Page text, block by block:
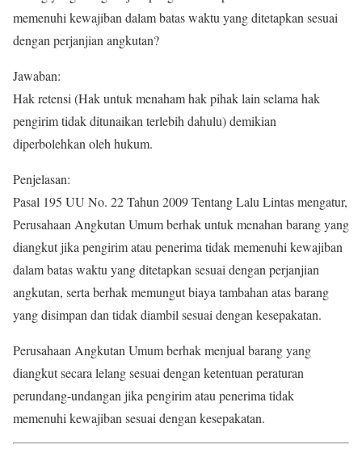
memenuhi kewajiban dalam batas waktu yang ditetapkan sesuai
dengan perjanjian angkutan?
Jawaban:
Hak retensi (Hak untuk menaham hak pihak lain selama hak
pengirim tidak ditunaikan terlebih dahulu) demikian
diperbolehkan oleh hukum.
Penjelasan:
Pasal 195 UU No. 22 Tahun 2009 Tentang Lalu Lintas mengatur,
Perusahaan Angkutan Umum berhak untuk menahan barang yang
diangkut jika pengirim atau penerima tidak memenuhi kewajiban
dalam batas waktu yang ditetapkan sesuai dengan perjanjian
angkutan, serta berhak memungut biaya tambahan atas barang
yang disimpan dan tidak diambil sesuai dengan kesepakatan.
Perusahaan Angkutan Umum berhak menjual barang yang
diangkut secara lelang sesuai dengan ketentuan peraturan
perundang-undangan jika pengirim atau penerima tidak
memenuhi kewajiban sesuai dengan kesepakatan.